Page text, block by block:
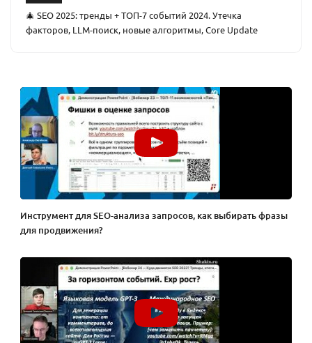
🎄 SEO 2025: тренды + ТОП-7 событий 2024. Утечка
факторов, LLM-поиск, новые алгоритмы, Core Update
Инструмент для SEO-анализа запросов, как выбирать фразы
для продвижения?